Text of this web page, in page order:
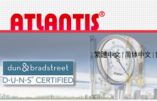
| 繁體中文|简体中文 |